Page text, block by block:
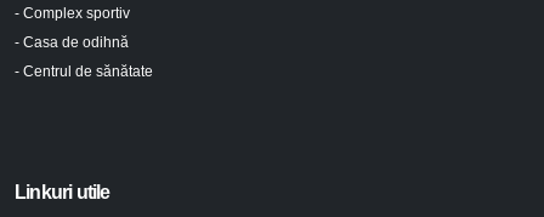
- Complex sportiv
- Casa de odihnă
- Centrul de sănătate
Linkuri utile